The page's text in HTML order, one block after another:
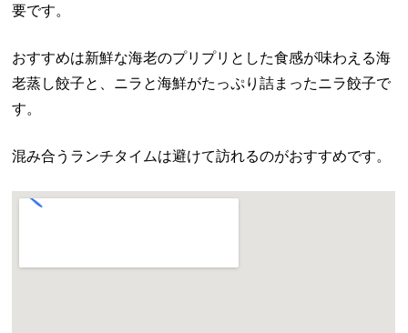
要です。
おすすめは新鮮な海老のプリプリとした食感が味わえる海
老蒸し餃子と、ニラと海鮮がたっぷり詰まったニラ餃子で
す。
混み合うランチタイムは避けて訪れるのがおすすめです。